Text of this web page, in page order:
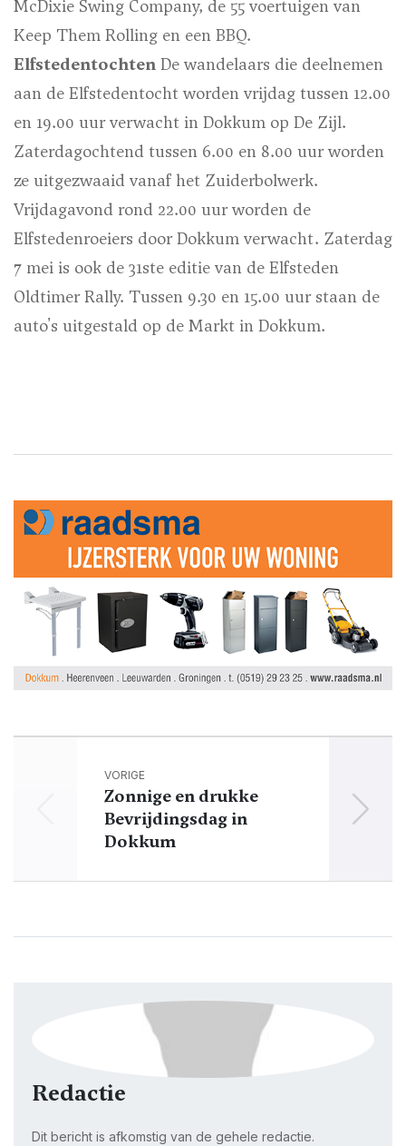
McDixie Swing Company, de 55 voertuigen van
Keep Them Rolling en een BBQ.
Elfstedentochten De wandelaars die deelnemen
aan de Elfstedentocht worden vrijdag tussen 12.00
en 19.00 uur verwacht in Dokkum op De Zijl.
Zaterdagochtend tussen 6.00 en 8.00 uur worden
ze uitgezwaaid vanaf het Zuiderbolwerk.
Vrijdagavond rond 22.00 uur worden de
Elfstedenroeiers door Dokkum verwacht. Zaterdag
7 mei is ook de 31ste editie van de Elfsteden
Oldtimer Rally. Tussen 9.30 en 15.00 uur staan de
auto's uitgestald op de Markt in Dokkum.
VORIGE
Zonnige en drukke
Bevrijdingsdag in
Dokkum
Redactie
Dit bericht is afkomstig van de gehele redactie.